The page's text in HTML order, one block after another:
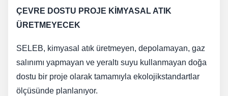
ÇEVRE DOSTU PROJE KİMYASAL ATIK
ÜRETMEYECEK
SELEB, kimyasal atık üretmeyen, depolamayan, gaz
salınımı yapmayan ve yeraltı suyu kullanmayan doğa
dostu bir proje olarak tamamıyla ekolojikstandartlar
ölçüsünde planlanıyor.